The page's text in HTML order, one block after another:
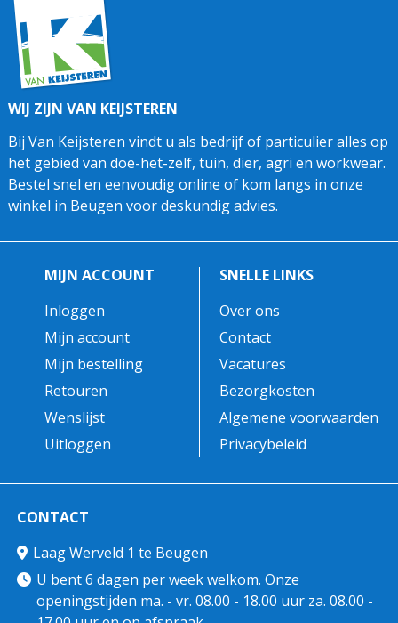
WIJ ZIJN VAN KEIJSTEREN
Bij Van Keijsteren vindt u als bedrijf of particulier alles op
het gebied van doe-het-zelf, tuin, dier, agri en workwear.
Bestel snel en eenvoudig online of kom langs in onze
winkel in Beugen voor deskundig advies.
MIJN ACCOUNT
Inloggen
Mijn account
Mijn bestelling
Retouren
Wenslijst
Uitloggen
SNELLE LINKS
Over ons
Contact
Vacatures
Bezorgkosten
Algemene voorwaarden
Privacybeleid
CONTACT
Laag Werveld 1 te Beugen
U bent 6 dagen per week welkom. Onze
openingstijden ma. - vr. 08.00 - 18.00 uur za. 08.00 -